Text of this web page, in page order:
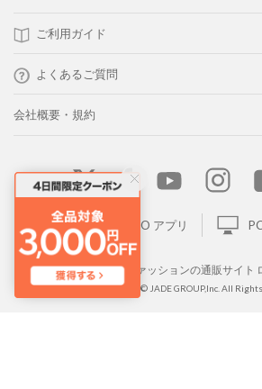
ご利用ガイド
よくあるご質問
会社概要・規約
LOCONDO アプリ
靴とファッションの通販サイト
Copyright © JADE GROUP,Inc. All